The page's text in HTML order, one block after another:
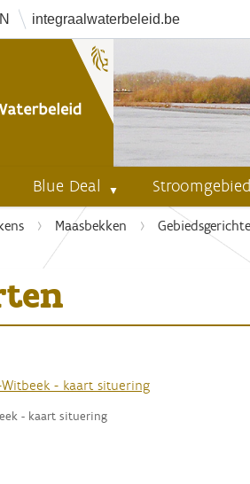
integraalwaterbeleid.be
Blue Deal
Maasbekken
Witbeek - kaart situering
- kaart situering